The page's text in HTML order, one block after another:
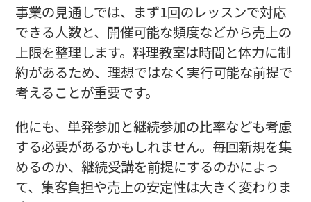
事業の見通しでは、まず1回のレッスンで対応
できる人数と、開催可能な頻度などから売上の
上限を整理します。料理教室は時間と体力に制
約があるため、理想ではなく実行可能な前提で
考えることが重要です。
他にも、単発参加と継続参加の比率なども考慮
する必要があるかもしれません。毎回新規を集
めるのか、継続受講を前提にするのかによっ
て、集客負担や売上の安定性は大きく変わりま